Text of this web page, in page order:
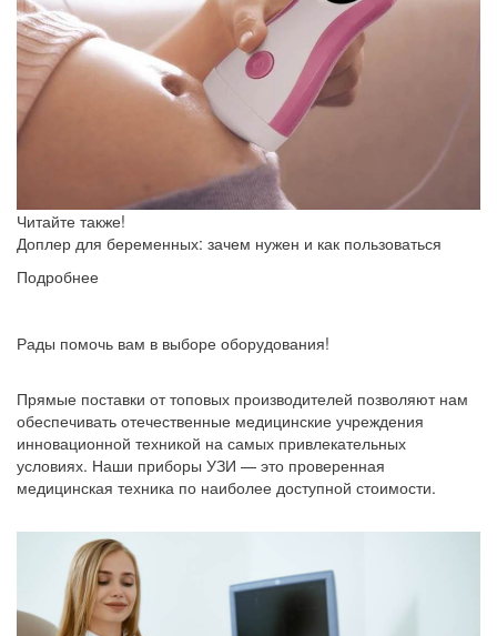
Читайте также!
Доплер для беременных: зачем нужен и как пользоваться
Подробнее
Рады помочь вам в выборе оборудования!
Прямые поставки от топовых производителей позволяют нам
обеспечивать отечественные медицинские учреждения
инновационной техникой на самых привлекательных
условиях. Наши приборы УЗИ — это проверенная
медицинская техника по наиболее доступной стоимости.